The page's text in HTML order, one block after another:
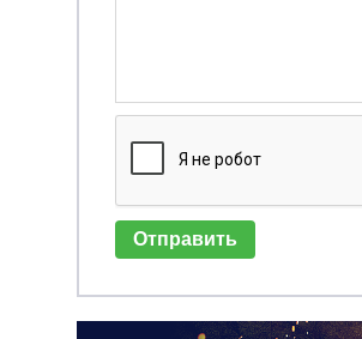
Отправить